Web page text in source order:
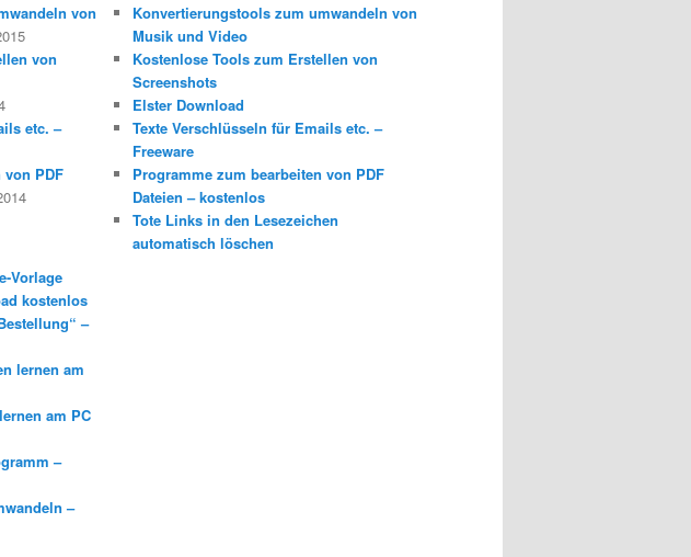
von
von
etc. –
von PDF
Vorlage
kostenlos
–
lernen am
am PC
–
–
Konvertierungstools zum umwandeln von
Musik und Video
Kostenlose Tools zum Erstellen von
Screenshots
Elster Download
Texte Verschlüsseln für Emails etc. –
Freeware
Programme zum bearbeiten von PDF
Dateien – kostenlos
Tote Links in den Lesezeichen
automatisch löschen